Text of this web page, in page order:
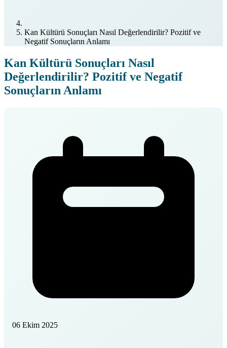
Kan Kültürü Sonuçları Nasıl Değerlendirilir? Pozitif ve
Negatif Sonuçların Anlamı
Kan Kültürü Sonuçları Nasıl
Değerlendirilir? Pozitif ve Negatif
Sonuçların Anlamı
06 Ekim 2025